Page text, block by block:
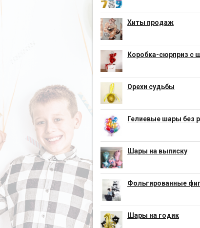
Хиты продаж
Коробка-сюрприз с
Орехи судьбы
Гелиевые шары без
Шары на выписку
Фольгированные
Шары на годик